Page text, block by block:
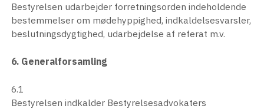
Bestyrelsen udarbejder forretningsorden indeholdende
bestemmelser om mødehyppighed, indkaldelsesvarsler,
beslutningsdygtighed, udarbejdelse af referat m.v.
6. Generalforsamling
6.1
Bestyrelsen indkalder Bestyrelsesadvokaters